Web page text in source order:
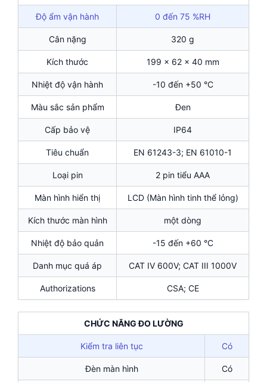
Độ ẩm vận hành 0 đến 75 %RH
Cân nặng 320 g
Kích thước 199 x 62 x 40 mm
Nhiệt độ vận hành -10 đến +50 °C
Màu sắc sản phẩm Đen
Cấp bảo vệ IP64
Tiêu chuẩn EN 61243-3; EN 61010-1
Loại pin 2 pin tiểu AAA
Màn hình hiển thị LCD (Màn hình tinh thể lỏng)
Kích thước màn hình một dòng
Nhiệt độ bảo quản -15 đến +60 °C
Danh mục quá áp CAT IV 600V; CAT III 1000V
Authorizations CSA; CE
CHỨC NĂNG ĐO LƯỜNG
Kiểm tra liên tục Có
Đèn màn hình Có